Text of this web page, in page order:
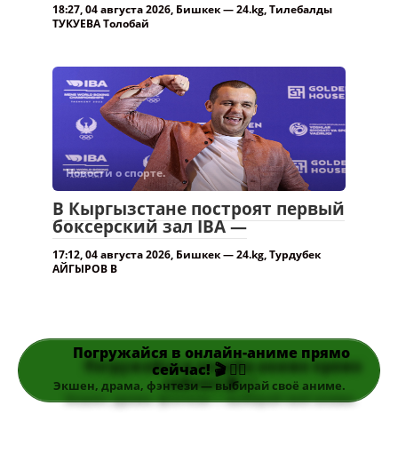
18:27, 04 августа 2026, Бишкек — 24.kg, Тилебалды
ТУКУЕВА Толобай
Новости о спорте.
В Кыргызстане построят первый
боксерский зал IBA —
17:12, 04 августа 2026, Бишкек — 24.kg, Турдубек
АЙГЫРОВ В
Погружайся в онлайн-аниме прямо
сейчас! 🎬 👆🏻
Экшен, драма, фэнтези — выбирай своё аниме.